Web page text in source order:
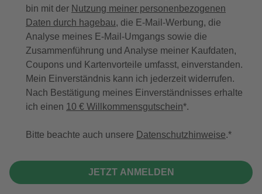
bin mit der Nutzung meiner personenbezogenen
Daten durch hagebau, die E-Mail-Werbung, die
Analyse meines E-Mail-Umgangs sowie die
Zusammenführung und Analyse meiner Kaufdaten,
Coupons und Kartenvorteile umfasst, einverstanden.
Mein Einverständnis kann ich jederzeit widerrufen.
Nach Bestätigung meines Einverständnisses erhalte
ich einen 10 € Willkommensgutschein*.
Bitte beachte auch unsere Datenschutzhinweise.
JETZT ANMELDEN